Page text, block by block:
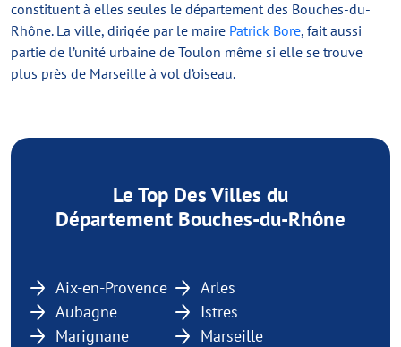
constituent à elles seules le département des Bouches-du-
Rhône. La ville, dirigée par le maire Patrick Bore, fait aussi
partie de l’unité urbaine de Toulon même si elle se trouve
plus près de Marseille à vol d’oiseau.
Le Top Des Villes du
Département Bouches-du-Rhône
Aix-en-Provence
Arles
Aubagne
Istres
Marignane
Marseille